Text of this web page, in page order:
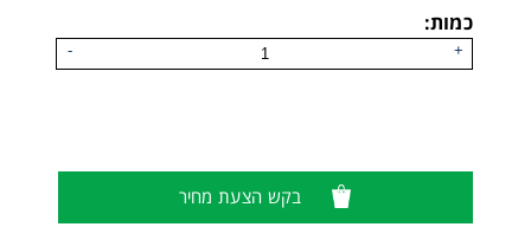
כמות:
+
-
בקש הצעת מחיר